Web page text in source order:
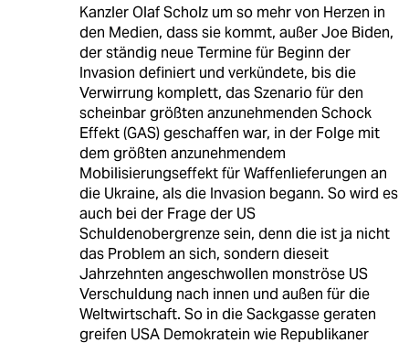
Kanzler Olaf Scholz um so mehr von Herzen in
den Medien, dass sie kommt, außer Joe Biden,
der ständig neue Termine für Beginn der
Invasion definiert und verkündete, bis die
Verwirrung komplett, das Szenario für den
scheinbar größten anzunehmenden Schock
Effekt (GAS) geschaffen war, in der Folge mit
dem größten anzunehmendem
Mobilisierungseffekt für Waffenlieferungen an
die Ukraine, als die Invasion begann. So wird es
auch bei der Frage der US
Schuldenobergrenze sein, denn die ist ja nicht
das Problem an sich, sondern dieseit
Jahrzehnten angeschwollen monströse US
Verschuldung nach innen und außen für die
Weltwirtschaft. So in die Sackgasse geraten
greifen USA Demokratein wie Republikaner